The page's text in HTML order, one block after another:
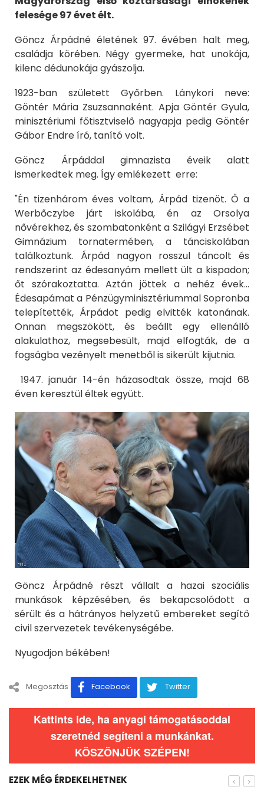
felesége 97 évet élt.
Göncz Árpádné életének 97. évében halt meg,
családja körében. Négy gyermeke, hat unokája,
kilenc dédunokája gyászolja.
1923-ban született Győrben. Lánykori neve:
Göntér Mária Zsuzsannaként. Apja Göntér Gyula,
minisztériumi főtisztviselő nagyapja pedig Göntér
Gábor Endre író, tanító volt.
Göncz Árpáddal gimnazista éveik alatt
ismerkedtek meg. Így emlékezett erre:
"Én tizenhárom éves voltam, Árpád tizenöt. Ő a
Werbőczybe járt iskolába, én az Orsolya
nővérekhez, és szombatonként a Szilágyi Erzsébet
Gimnázium tornatermében, a tánciskolában
találkoztunk. Árpád nagyon rosszul táncolt és
rendszerint az édesanyám mellett ült a kispadon;
őt szórakoztatta. Aztán jöttek a nehéz évek...
Édesapámat a Pénzügyminisztériummal Sopronba
telepítették, Árpádot pedig elvitték katonának.
Onnan megszökött, és beállt egy ellenálló
alakulathoz, megsebesült, majd elfogták, de a
fogságba vezényelt menetből is sikerült kijutnia.
1947. január 14-én házasodtak össze, majd 68
éven keresztül éltek együtt.
Göncz Árpádné részt vállalt a hazai szociális
munkások képzésében, és bekapcsolódott a
sérült és a hátrányos helyzetű embereket segítő
civil szervezetek tevékenységébe.
Nyugodjon békében!
Megosztás Facebook Twitter
Kattints ide, ha anyagi támogatásoddal
szeretnéd segíteni a munkánkat.
KÖSZÖNJÜK SZÉPEN!
EZEK MÉG ÉRDEKELHETNEK